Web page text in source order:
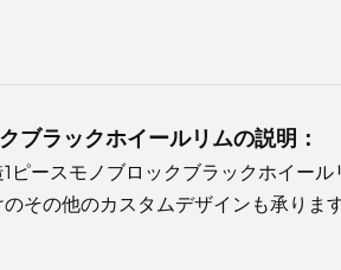
ブラックホイールリムの説明：
ピースモノブロックブラックホイー
その他のカスタムデザインも承りま